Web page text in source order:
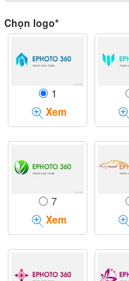
Chọn logo*
1
Xem
7
Xem